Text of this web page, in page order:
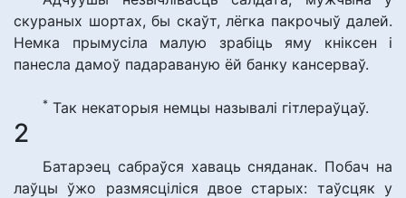
скураных шортах, бы скаўт, лёгка пакрочыў далей.
Немка прымусіла малую зрабіць яму кніксен і
панесла дамоў падараваную ёй банку кансерваў.
* Так некаторыя немцы называлі гітлераўцаў.
2
Батарэец сабраўся хаваць сняданак. Побач на
лаўцы ўжо размясціліся двое старых: таўсцяк у